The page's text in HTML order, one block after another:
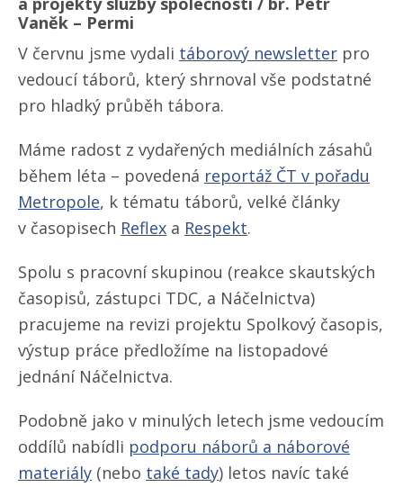
Vaněk – Permi
V červnu jsme vydali táborový newsletter pro
vedoucí táborů, který shrnoval vše podstatné
pro hladký průběh tábora.
Máme radost z vydařených mediálních zásahů
během léta – povedená reportáž ČT v pořadu
Metropole, k tématu táborů, velké články
v časopisech Reflex a Respekt.
Spolu s pracovní skupinou (reakce skautských
časopisů, zástupci TDC, a Náčelnictva)
pracujeme na revizi projektu Spolkový časopis,
výstup práce předložíme na listopadové
jednání Náčelnictva.
Podobně jako v minulých letech jsme vedoucím
oddílů nabídli podporu náborů a náborové
materiály (nebo také tady) letos navíc také